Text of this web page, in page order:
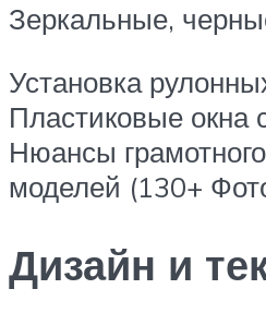
Зеркальные,
Установка
Пластиковые окна
Нюансы
моделей (130+
Дизайн и